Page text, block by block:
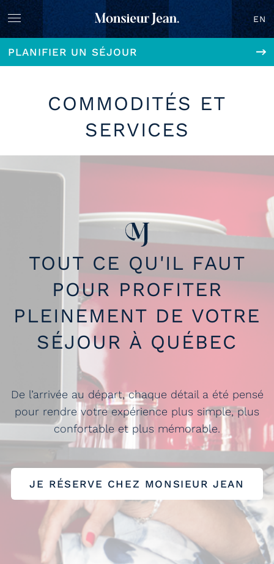
EN
PLANIFIER UN SÉJOUR
COMMODITÉS ET
SERVICES
TOUT CE QU'IL FAUT
POUR PROFITER
PLEINEMENT DE VOTRE
SÉJOUR À QUÉBEC
De l’arrivée au départ, chaque détail a été pensé
pour rendre votre expérience plus simple, plus
confortable et plus mémorable.
JE RÉSERVE CHEZ MONSIEUR JEAN